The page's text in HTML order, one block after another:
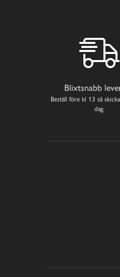
Blixtsnabb
Beställ före kl 13 så
dag.